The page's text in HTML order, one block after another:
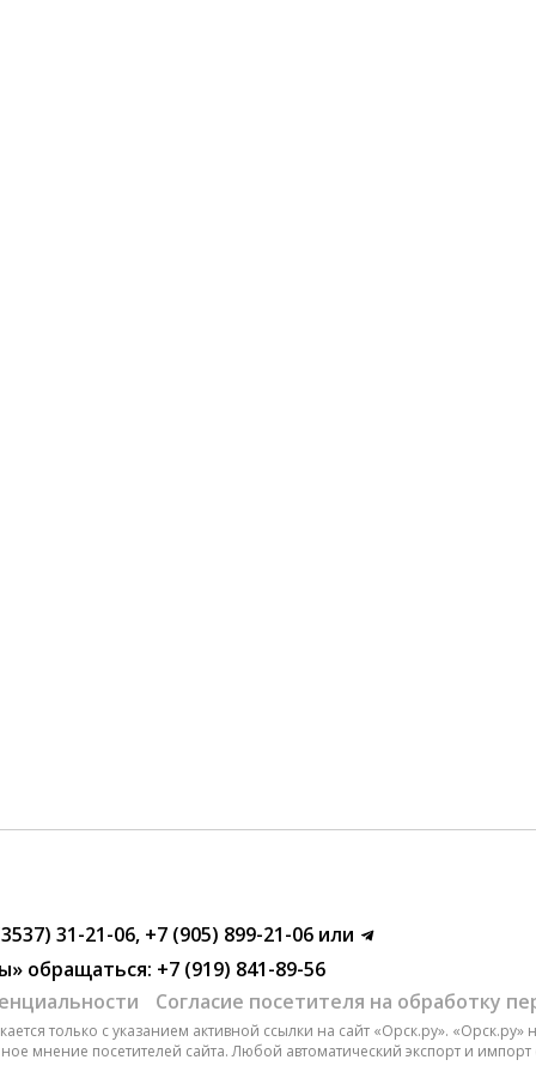
31-21-06, +7 (905) 899-21-06 или
обращаться: +7 (919) 841-89-56
Согласие посетителя на обработку
только с указанием активной ссылки на сайт «Орск.ру».
мнение посетителей сайта. Любой автоматический экспорт и